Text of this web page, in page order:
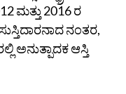
ಮತ್ತು 2016 ರ
ನಂತರ,
ಅನುತ್ಪಾದಕ ಆಸ್ತಿ